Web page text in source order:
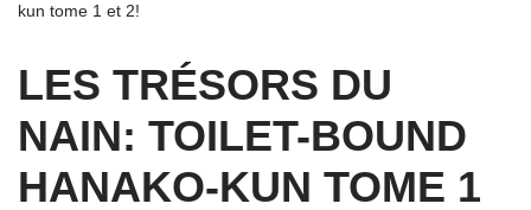
kun tome 1 et 2!
LES TRÉSORS DU
NAIN: TOILET-BOUND
HANAKO-KUN TOME 1